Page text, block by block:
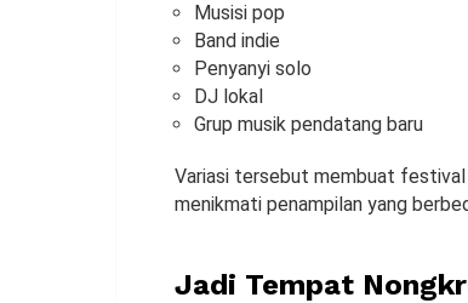
Musisi pop
Band indie
Penyanyi solo
DJ lokal
Grup musik pendatang baru
Variasi tersebut membuat festival
menikmati penampilan yang
Jadi Tempat